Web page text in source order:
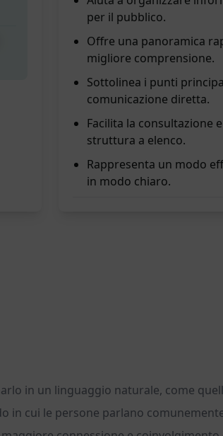
per il pubblico.
Offre una panoramica
migliore comprensione.
Sottolinea i punti
comunicazione diretta.
Facilita la consultazione
struttura a elenco.
Rappresenta un modo
in modo chiaro.
in un linguaggio naturale, come
cui le persone parlano